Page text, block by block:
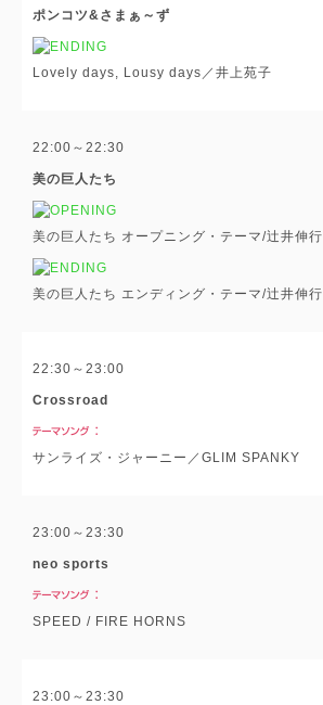
ポンコツ&さまぁ～ず
Lovely days, Lousy days／井上苑子
22:00～22:30
美の巨人たち
美の巨人たち オープニング・テーマ/辻井伸行
美の巨人たち エンディング・テーマ/辻井伸行
22:30～23:00
Crossroad
サンライズ・ジャーニー／GLIM SPANKY
23:00～23:30
neo sports
SPEED / FIRE HORNS
23:00～23:30